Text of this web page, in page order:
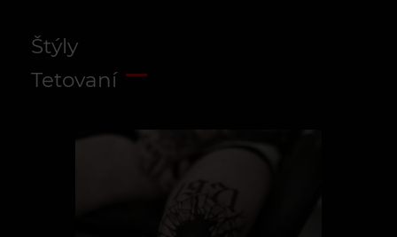
Štýly
Tetovaní